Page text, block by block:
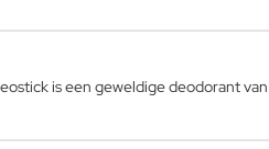
is een geweldige deodorant